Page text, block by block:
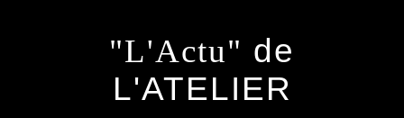
"L'Actu" de
L'ATELIER